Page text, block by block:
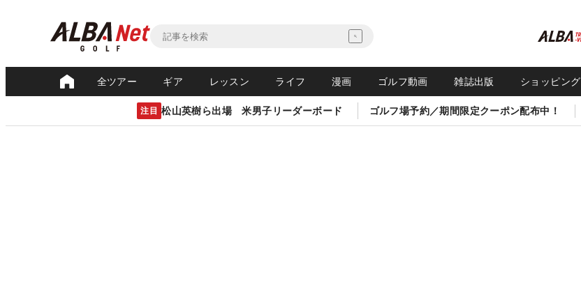
全ツアー ギア レッスン ライフ 漫画 ゴルフ動画 雑誌出版 ショッピング
注目 松山英樹ら出場 米男子リーダーボード ゴルフ場予約／期間限定クーポン配布中！